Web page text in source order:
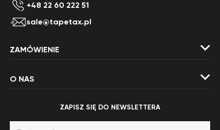
+48 22 60 222 51
sale@tapetax.pl
ZAMÓWIENIE
O NAS
ZAPISZ SIĘ DO NEWSLETTERA